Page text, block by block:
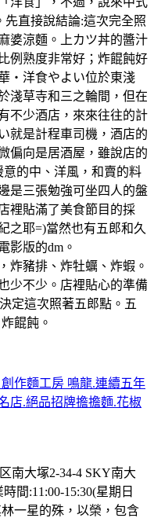
直接說結論:這次完全照
婆涼麵。上カツ丼的醬汁
例熟度非常好；炸餛飩好
・洋食やよい位於東淺
淺草寺和三之輪間，但在
不少酒店，來來往往的計
就是計程車司機，酒店的
偏向是居酒屋，雖說店的
的中、洋風，和賣的料
是三張勉強可坐四人的盤
裡貼滿了美食節目的採
之耶=)當然也有五郎和久
影版的dm。
炸豬排、炸牡蠣、炸蝦。
少不少。店裡貼心的準備
定這次照著五郎點。五
餛飩。
作麵工房 鳴龍.連續五年
店.絕品招牌擔擔麵.花椒
南大塚2-34-4 SKY南大
間:11:00-15:30(星期日
一星的殊，以榮，包含